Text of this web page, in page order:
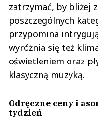
zatrzymać, by bliżej
poszczególnych
przypomina
wyróżnia się też
oświetleniem oraz
klasyczną muzyką.
Odręczne ceny i
tydzień